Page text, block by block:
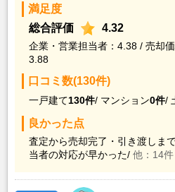
満足度
総合評価
4.32
企業・営業担当者：4.38 / 売却
3.88
口コミ数(130件)
一戸建て130件/ マンション0件/
良かった点
査定から売却完了・引き渡しま
当者の対応が早かった/ 他：14件